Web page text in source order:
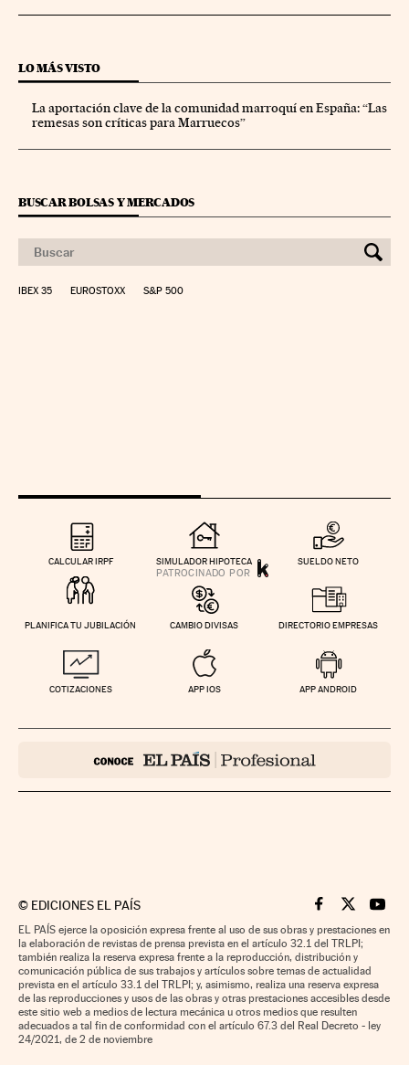
LO MÁS VISTO
La aportación clave de la comunidad marroquí en España: “Las
remesas son críticas para Marruecos”
BUSCAR BOLSAS Y MERCADOS
IBEX 35 EUROSTOXX S&P 500
CALCULAR IRPF SIMULADOR HIPOTECA SUELDO NETO
PLANIFICA TU JUBILACIÓN CAMBIO DIVISAS DIRECTORIO EMPRESAS
COTIZACIONES APP IOS APP ANDROID
© EDICIONES EL PAÍS Cinco Días en
Cinco Días
Cinco
EL PAÍS ejerce la oposición expresa frente al uso de sus obras y prestaciones en
la elaboración de revistas de prensa prevista en el artículo 32.1 del TRLPI;
también realiza la reserva expresa frente a la reproducción, distribución y
comunicación pública de sus trabajos y artículos sobre temas de actualidad
prevista en el artículo 33.1 del TRLPI; y, asimismo, realiza una reserva expresa
de las reproducciones y usos de las obras y otras prestaciones accesibles desde
este sitio web a medios de lectura mecánica u otros medios que resulten
adecuados a tal fin de conformidad con el artículo 67.3 del Real Decreto - ley
24/2021, de 2 de noviembre